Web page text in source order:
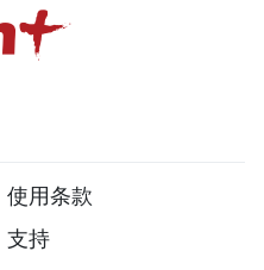
使用条款
支持